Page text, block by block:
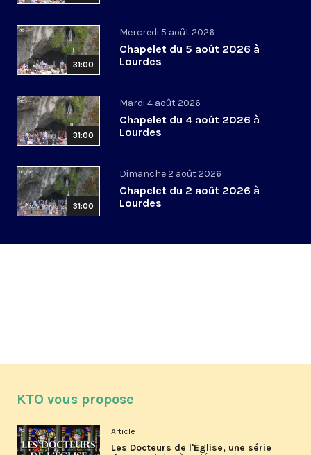
31:00
Mercredi 5 août 2026
Chapelet du 5 août 2026 à
Lourdes
31:00
Mardi 4 août 2026
Chapelet du 4 août 2026 à
Lourdes
31:00
Dimanche 2 août 2026
Chapelet du 2 août 2026 à
Lourdes
KTO vous propose
Article
Les Docteurs de l'Église, une série